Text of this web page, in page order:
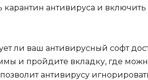
антивируса и
ли ваш антивирусный софт
и пройдите вкладку, где
антивирусу